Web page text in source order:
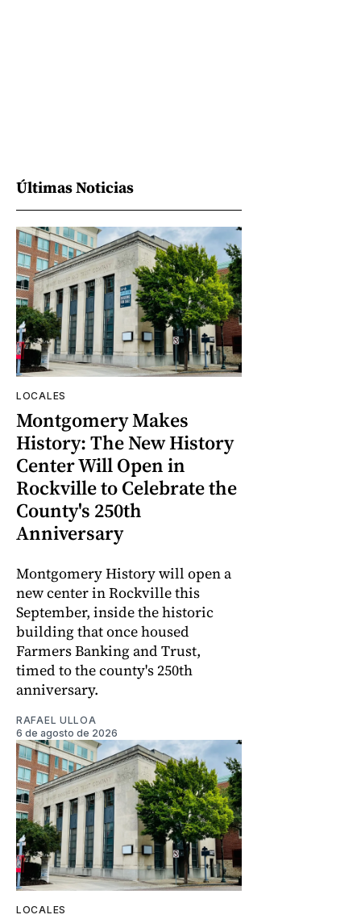
Últimas Noticias
LOCALES
Montgomery Makes
History: The New History
Center Will Open in
Rockville to Celebrate the
County's 250th
Anniversary
Montgomery History will open a
new center in Rockville this
September, inside the historic
building that once housed
Farmers Banking and Trust,
timed to the county's 250th
anniversary.
RAFAEL ULLOA
6 de agosto de 2026
LOCALES